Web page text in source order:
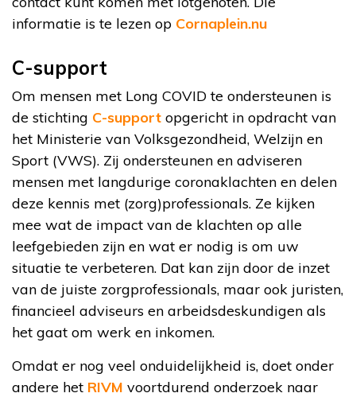
informatie is te lezen op Cornaplein.nu
C-support
Om mensen met Long COVID te ondersteunen is
de stichting C-support opgericht in opdracht van
het Ministerie van Volksgezondheid, Welzijn en
Sport (VWS). Zij ondersteunen en adviseren
mensen met langdurige coronaklachten en delen
deze kennis met (zorg)professionals. Ze kijken
mee wat de impact van de klachten op alle
leefgebieden zijn en wat er nodig is om uw
situatie te verbeteren. Dat kan zijn door de inzet
van de juiste zorgprofessionals, maar ook juristen,
financieel adviseurs en arbeidsdeskundigen als
het gaat om werk en inkomen.
Omdat er nog veel onduidelijkheid is, doet onder
andere het RIVM voortdurend onderzoek naar